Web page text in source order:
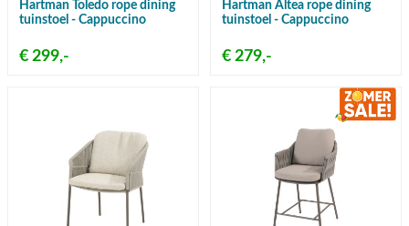
Hartman Toledo rope dining
tuinstoel - Cappuccino
€ 299,-
Hartman Altea rope dining
tuinstoel - Cappuccino
€ 279,-